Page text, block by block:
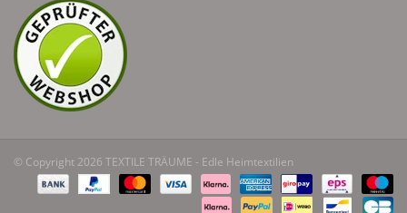
© Copyright 2026 TEXTILE TRÄUME - Edle Heimtextilien